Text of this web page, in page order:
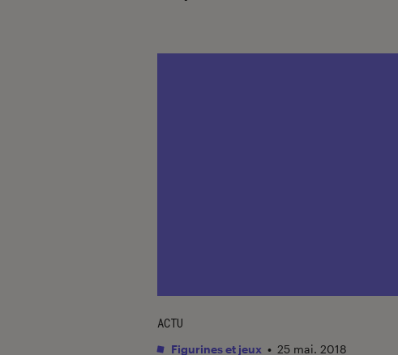
ACTU
Figurines et jeux • 25 mai. 2018